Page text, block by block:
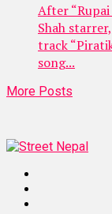
After
Shah
track
song...
More Posts